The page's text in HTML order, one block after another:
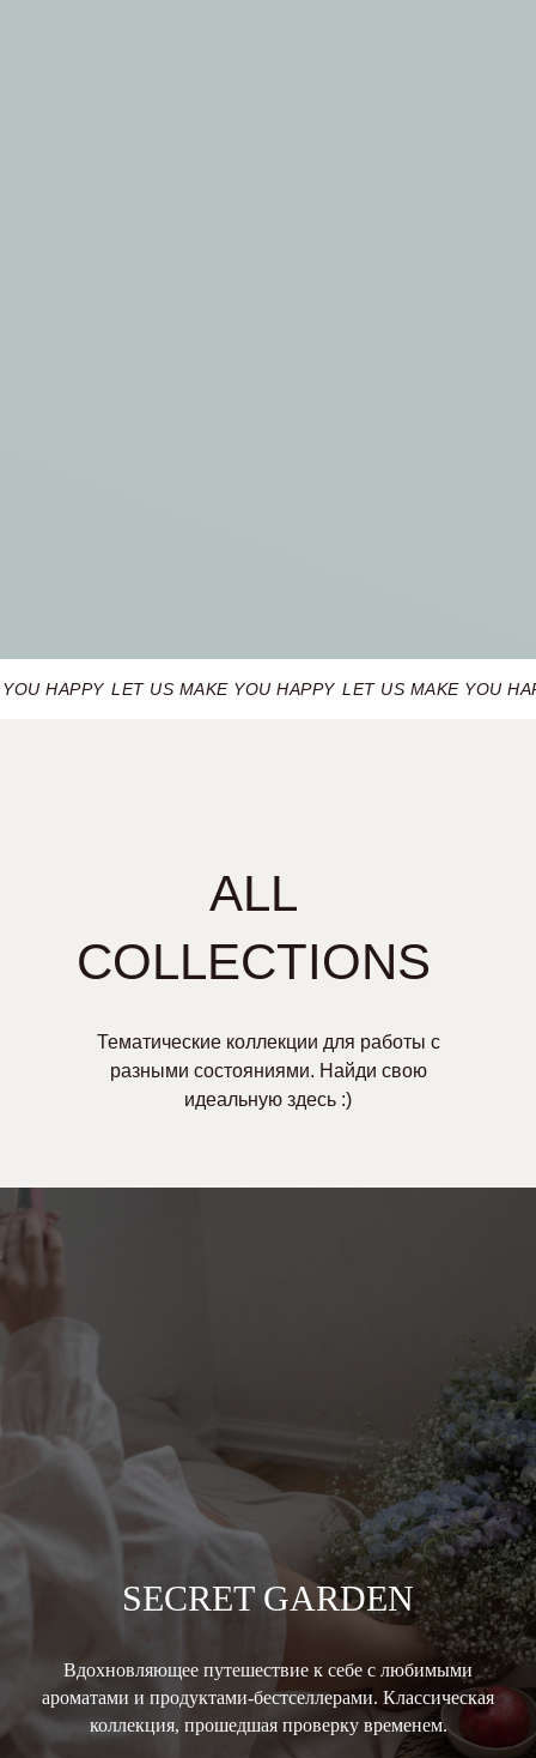
HAPPY LET US MAKE YOU HAPPY LET US MAKE YOU
ALL
COLLECTIONS
Тематические коллекции для работы с
разными состояниями. Найди свою
идеальную здесь :)
SECRET GARDEN
Вдохновляющее путешествие к себе с любимыми
ароматами и продуктами-бестселлерами. Классическая
коллекция, прошедшая проверку временем.